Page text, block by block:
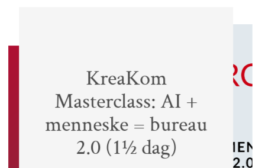
KreaKom
Masterclass: AI +
menneske = bureau
2.0 (1½ dag)
Essential Skills pris
1.000 kr.